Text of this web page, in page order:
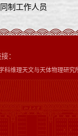
制工作人员
：
科维理天文与天体物理研究